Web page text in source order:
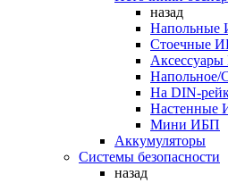
назад
Напольные
Стоечные
На DIN-
Настенные
Мини ИБП
Аккумуляторы
Системы безопасности
назад